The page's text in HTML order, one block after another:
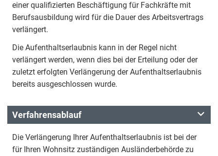
einer qualifizierten Beschäftigung für Fachkräfte mit
Berufsausbildung wird für die Dauer des Arbeitsvertrags
verlängert.
Die Aufenthaltserlaubnis kann in der Regel nicht
verlängert werden, wenn dies bei der Erteilung oder der
zuletzt erfolgten Verlängerung der Aufenthaltserlaubnis
bereits ausgeschlossen wurde.
Verfahrensablauf
Die Verlängerung Ihrer Aufenthaltserlaubnis ist bei der
für Ihren Wohnsitz zuständigen Ausländerbehörde zu